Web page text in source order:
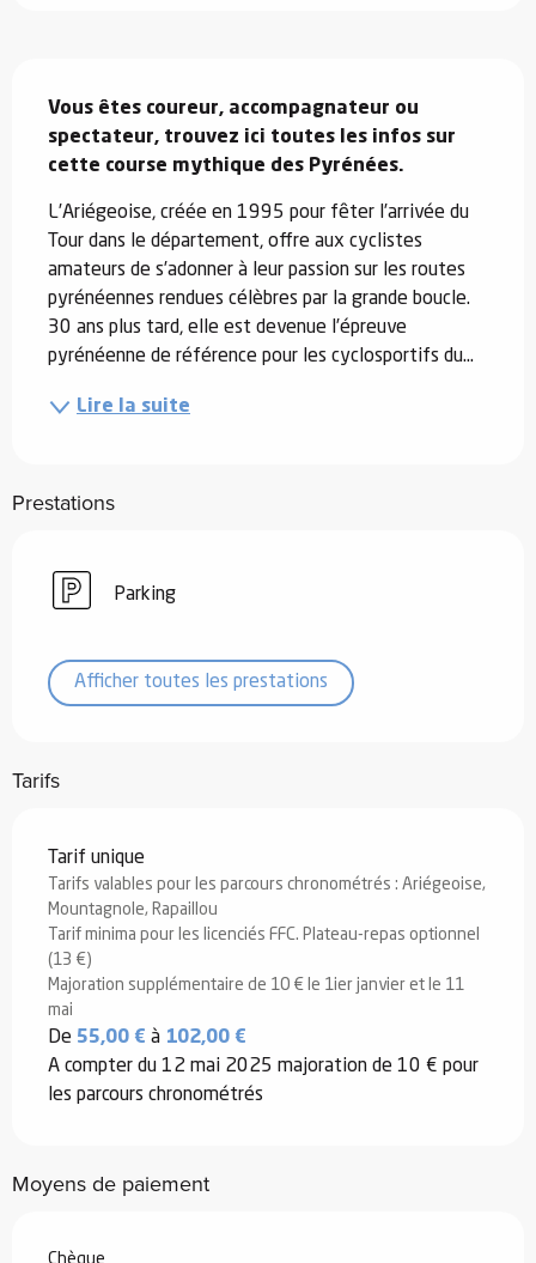
Vous êtes coureur, accompagnateur ou
spectateur, trouvez ici toutes les infos sur
cette course mythique des Pyrénées.
L’Ariégeoise, créée en 1995 pour fêter l’arrivée du
Tour dans le département, offre aux cyclistes
amateurs de s’adonner à leur passion sur les routes
pyrénéennes rendues célèbres par la grande boucle.
30 ans plus tard, elle est devenue l’épreuve
pyrénéenne de référence pour les cyclosportifs du...
Lire la suite
Prestations
Parking
Afficher toutes les prestations
Tarifs
Tarifs 2026
Tarif unique
Tarifs valables pour les parcours chronométrés : Ariégeoise,
Mountagnole, Rapaillou
Tarif minima pour les licenciés FFC. Plateau-repas optionnel
(13 €)
Majoration supplémentaire de 10 € le 1ier janvier et le 11
mai
De 55,00 € à 102,00 €
A compter du 12 mai 2025 majoration de 10 € pour
les parcours chronométrés
Moyens de paiement
Chèque